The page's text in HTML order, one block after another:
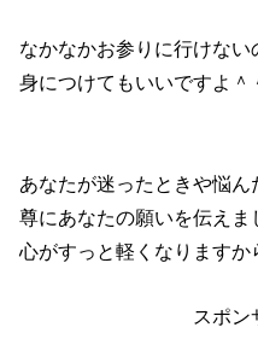
なかなかお参りに行けな
身につけてもいいですよ＾
あなたが迷ったときや悩
尊にあなたの願いを伝えま
心がすっと軽くなりますか
スポン